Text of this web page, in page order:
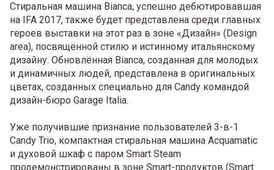
Стиральная машина Bianca, успешно дебютировавшая
на IFA 2017, также будет представлена среди главных
героев выставки на этот раз в зоне «Дизайн» (Design
area), посвящённой стилю и истинному итальянскому
дизайну. Обновлённая Bianca, созданная для молодых
и динамичных людей, представлена в оригинальных
цветах, созданных специально для Candy командой
дизайн-бюро Garage Italia.
Уже получившие признание пользователей 3-в-1
Candy Trio, компактная стиральная машина Acquamatic
и духовой шкаф с паром Smart Steam
продемонстрированы в зоне Smart-продуктов (Smart